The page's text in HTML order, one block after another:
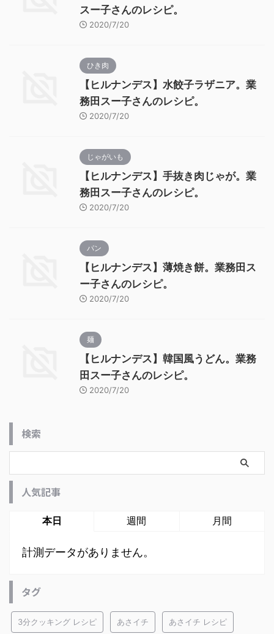
スー子さんのレシピ。
2020/7/20
ひき肉
【ヒルナンデス】水餃子ラザニア。業
務田スー子さんのレシピ。
2020/7/20
じゃがいも
【ヒルナンデス】手抜き肉じゃが。業
務田スー子さんのレシピ。
2020/7/20
パン
【ヒルナンデス】薄焼き餅。業務田ス
ー子さんのレシピ。
2020/7/20
麺
【ヒルナンデス】韓国風うどん。業務
田スー子さんのレシピ。
2020/7/20
検索
人気記事
本日 週間 月間
計測データがありません。
タグ
3分クッキング レシピ あさイチ あさイチ レシピ